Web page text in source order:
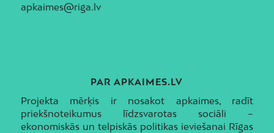
apkaimes@riga.lv
PAR APKAIMES.LV
Projekta mērķis ir nosakot apkaimes, radīt
priekšnoteikumus līdzsvarotas sociāli –
ekonomiskās un telpiskās politikas ieviešanai Rīgas